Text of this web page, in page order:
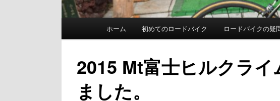
イ
ホーム 初めてのロードバイク ロードバイクの疑
2015 Mt富士ヒルクライ
ました。